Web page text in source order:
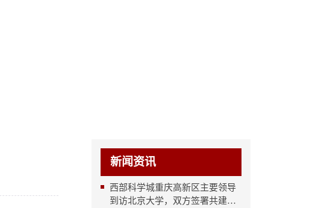
新闻资讯
西部科学城重庆高新区主要领导
到访北京大学，双方签署共建北